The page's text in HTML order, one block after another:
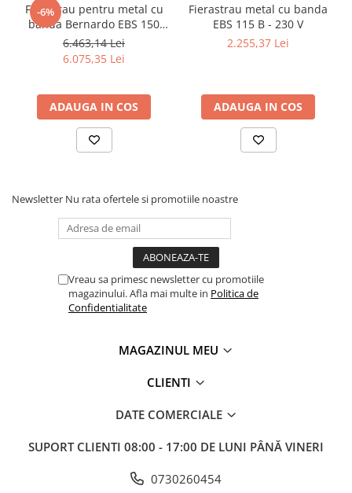
-6%
Ferastrau pentru metal cu
banda Bernardo EBS 150
GC
6.463,14 Lei
6.075,35 Lei
ADAUGA IN COS
Fierastrau metal cu banda
EBS 115 B - 230 V
2.255,37 Lei
ADAUGA IN COS
Newsletter Nu rata ofertele si promotiile noastre
Vreau sa primesc newsletter cu promotiile
magazinului. Afla mai multe in Politica de
Confidentialitate
MAGAZINUL MEU
CLIENTI
DATE COMERCIALE
SUPORT CLIENTI 08:00 - 17:00 DE LUNI PÂNĂ VINERI
0730260454